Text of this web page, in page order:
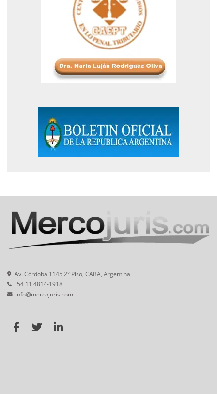
Av. Córdoba 1145 2° Piso, CABA, Argentina
+54 11 4814-1918
info@mercojuris.com